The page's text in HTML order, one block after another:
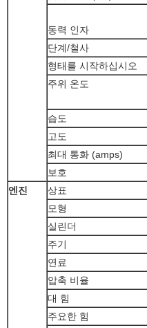
동력 인자
단계/철사
형태를 시작하십시오
주위 온도
습도
고도
최대 통화 (amps)
보호
엔진
상표
모형
실린더
주기
연료
압축 비율
대 힘
주요한 힘